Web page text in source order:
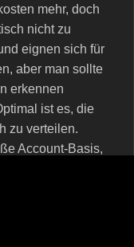
mehr, doch
nicht zu
eignen sich für
aber man sollte
erkennen
ist es, die
zu verteilen.
Account-Basis,